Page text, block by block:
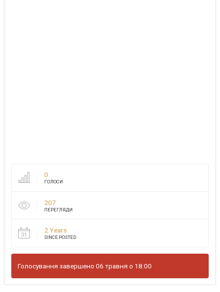
0
ГОЛОСИ
207
ПЕРЕГЛЯДИ
2 Years
SINCE POSTED
Голосування завершено 06 травня о 18:00